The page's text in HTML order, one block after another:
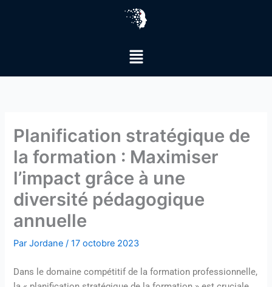
Menu
Planification stratégique de
la formation : Maximiser
l’impact grâce à une
diversité pédagogique
annuelle
ParJordane/17 octobre 2023
Dans le domaine compétitif de la formation professionnelle,